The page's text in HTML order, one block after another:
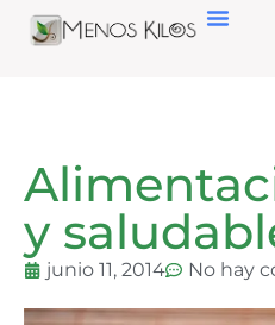
y
junio 11, 2014 No hay